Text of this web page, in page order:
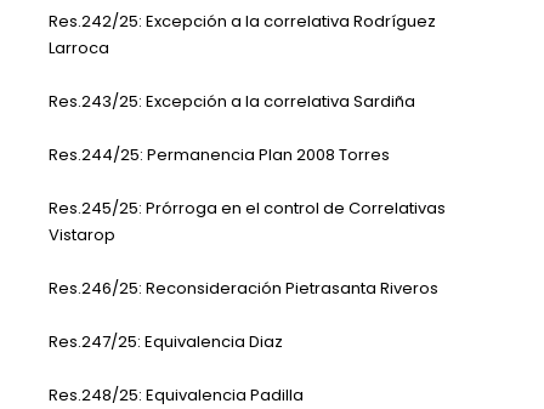
Res.242/25: Excepción a la correlativa Rodríguez
Larroca
Res.243/25: Excepción a la correlativa Sardiña
Res.244/25: Permanencia Plan 2008 Torres
Res.245/25: Prórroga en el control de Correlativas
Vistarop
Res.246/25: Reconsideración Pietrasanta Riveros
Res.247/25: Equivalencia Diaz
Res.248/25: Equivalencia Padilla